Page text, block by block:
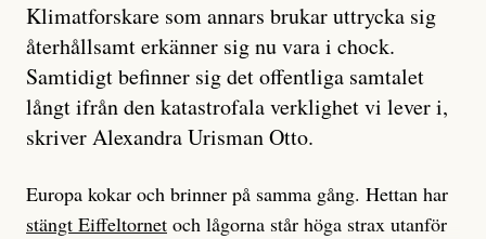
Klimatforskare som annars brukar uttrycka sig
återhållsamt erkänner sig nu vara i chock.
Samtidigt befinner sig det offentliga samtalet
långt ifrån den katastrofala verklighet vi lever i,
skriver Alexandra Urisman Otto.
Europa kokar och brinner på samma gång. Hettan har
stängt Eiffeltornet och lågorna står höga strax utanför